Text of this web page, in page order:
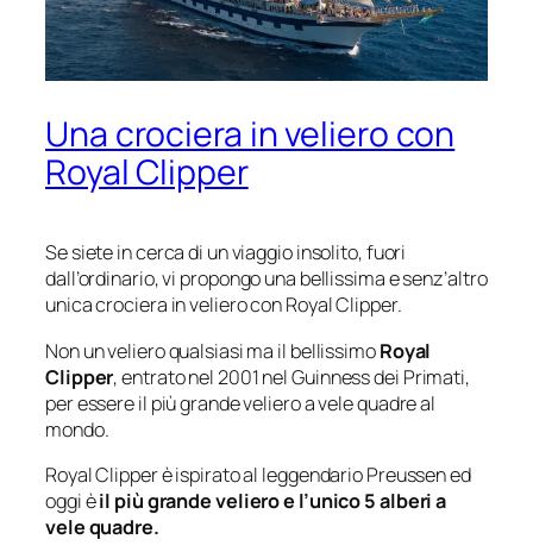
Una crociera in veliero con
Royal Clipper
Se siete in cerca di un viaggio insolito, fuori
dall’ordinario, vi propongo una bellissima e senz’altro
unica crociera in veliero con Royal Clipper.
Non un veliero qualsiasi ma il bellissimoRoyal
Clipper, entrato nel 2001 nel Guinness dei Primati,
per essere il più grande veliero a vele quadre al
mondo.
Royal Clipper è ispirato al leggendario Preussen ed
oggi èil più grande veliero e l’unico 5 alberi a
vele quadre.